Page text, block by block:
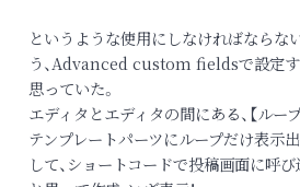
というような使用にしなければならな
う、Advanced custom fieldsで設定す
思っていた。
エディタとエディタの間にある、【ルー
テンプレートパーツにループだけ表示
して、ショートコードで投稿画面に呼び